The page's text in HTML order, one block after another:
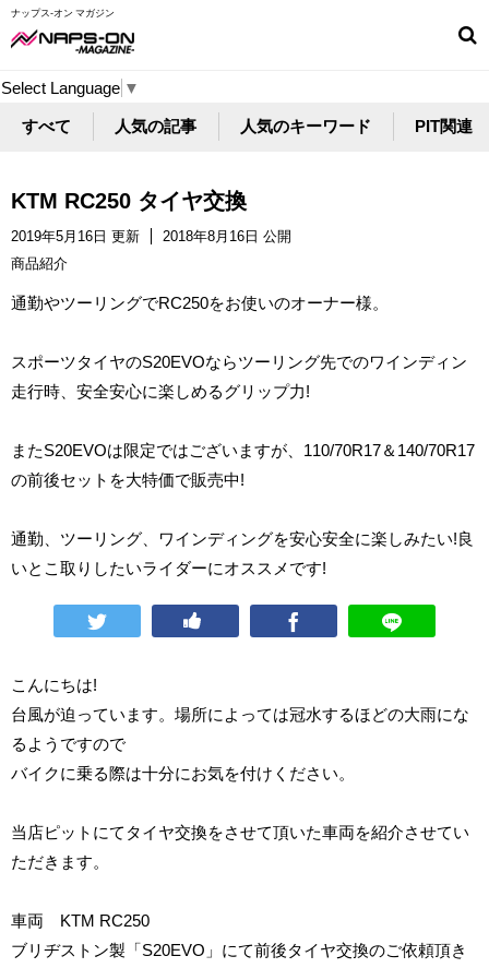
ナップス-オン マガジン
Select Language ▼
すべて 人気の記事 人気のキーワード PIT関連
KTM RC250 タイヤ交換
2019年5月16日 更新
2018年8月16日 公開
商品紹介
通勤やツーリングでRC250をお使いのオーナー様。
スポーツタイヤのS20EVOならツーリング先でのワインディン
走行時、安全安心に楽しめるグリップ力!
またS20EVOは限定ではございますが、110/70R17＆140/70R17
の前後セットを大特価で販売中!
通勤、ツーリング、ワインディングを安心安全に楽しみたい!良
いとこ取りしたいライダーにオススメです!
こんにちは!
台風が迫っています。場所によっては冠水するほどの大雨にな
るようですので
バイクに乗る際は十分にお気を付けください。
当店ピットにてタイヤ交換をさせて頂いた車両を紹介させてい
ただきます。
車両 KTM RC250
ブリヂストン製「S20EVO」にて前後タイヤ交換のご依頼頂き